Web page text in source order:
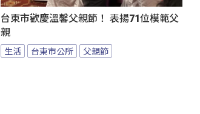
台東市歡慶溫馨父親節！ 表揚71位模範父
親
生活 台東市公所 父親節